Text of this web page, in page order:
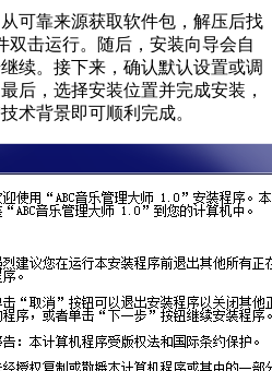
可靠来源获取软件包，解压后找
双击运行。随后，安装向导会自
续。接下来，确认默认设置或调
后，选择安装位置并完成安装，
术背景即可顺利完成。